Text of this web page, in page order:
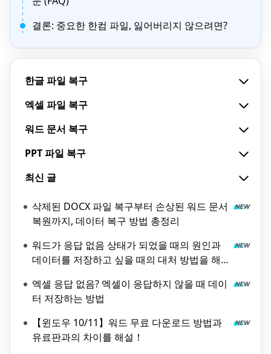
결론: 중요한 한컴 파일, 잃어버리지 않으려면?
한글 파일 복구
엑셀 파일 복구
워드 문서 복구
PPT 파일 복구
최신 글
삭제된 DOCX 파일 복구부터 손상된 워드 문서
복원까지, 데이터 복구 방법 총정리
워드가 응답 없음 상태가 되었을 때의 원인과
데이터를 저장하고 싶을 때의 대처 방법을 해
엑셀 응답 없음? 엑셀이 응답하지 않을 때 데이
터 저장하는 방법
【윈도우 10/11】워드 무료 다운로드 방법과
유료판과의 차이를 해설！